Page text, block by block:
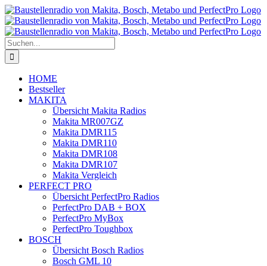
Zum
Inhalt
springen
Suche
nach:
HOME
Bestseller
MAKITA
Übersicht Makita Radios
Makita MR007GZ
Makita DMR115
Makita DMR110
Makita DMR108
Makita DMR107
Makita Vergleich
PERFECT PRO
Übersicht PerfectPro Radios
PerfectPro DAB + BOX
PerfectPro MyBox
PerfectPro Toughbox
BOSCH
Übersicht Bosch Radios
Bosch GML 10